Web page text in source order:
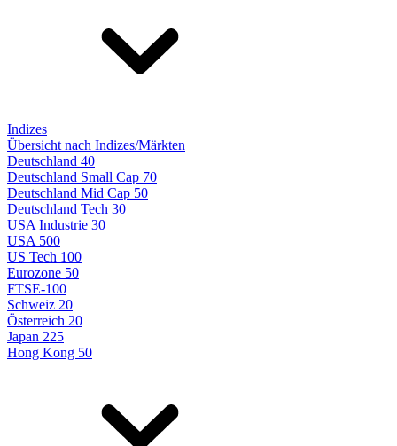
Indizes
Übersicht nach Indizes/Märkten
Deutschland 40
Deutschland Small Cap 70
Deutschland Mid Cap 50
Deutschland Tech 30
USA Industrie 30
USA 500
US Tech 100
Eurozone 50
FTSE-100
Schweiz 20
Österreich 20
Japan 225
Hong Kong 50